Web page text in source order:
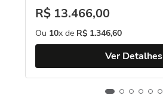
R$ 13.466,00
Ou 10x de R$ 1.346,60
Ver Detalhes